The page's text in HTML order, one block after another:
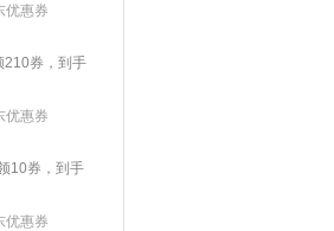
优惠券
210券，到手
优惠券
10券，到手
优惠券